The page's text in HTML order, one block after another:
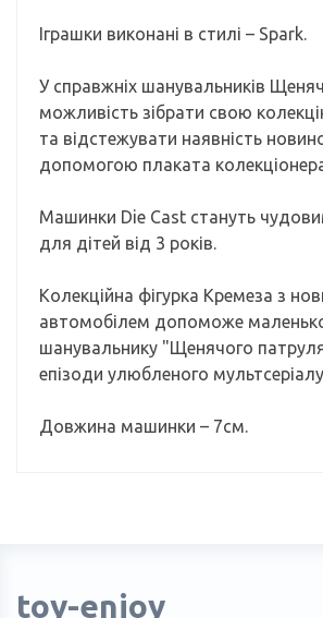
Іграшки виконані в стилі – Spark.
У справжніх шанувальників
можливість зібрати свою
та відстежувати наявність
допомогою плаката
Машинки Die Cast стануть
для дітей від 3 років.
Колекційна фігурка Кремеза з
автомобілем допоможе
шанувальнику "Щенячого
епізоди улюбленого
Довжина машинки – 7см.
toy-enjoy